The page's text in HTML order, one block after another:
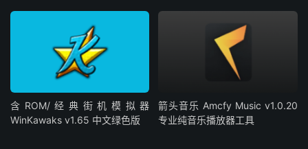
含ROM/经典街机模拟器
WinKawaks v1.65 中文绿色版
箭头音乐 Amcfy Music v1.0.20
专业纯音乐播放器工具